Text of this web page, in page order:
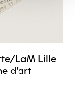
LaM Lille
d’art